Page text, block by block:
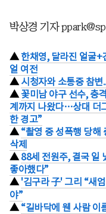
박상경 기자
▲한채영, 달라진 얼굴+
얼 여전
▲ 시청자와 소통중 참
▲ 꽃미남 야구 선수, 충
계까지 나왔다…상대 더
한 경고”
▲ “촬영 중 성폭행 당해
삭제
▲ 88세 전원주, 결국 일
좋아했다”
▲ '김구라 子' 그리 “새
야”
▲ “길바닥에 웬 사람 이